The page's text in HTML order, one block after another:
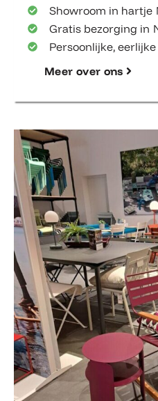
Showroom in hartje
Gratis bezorging in
Persoonlijke,
Meer over ons